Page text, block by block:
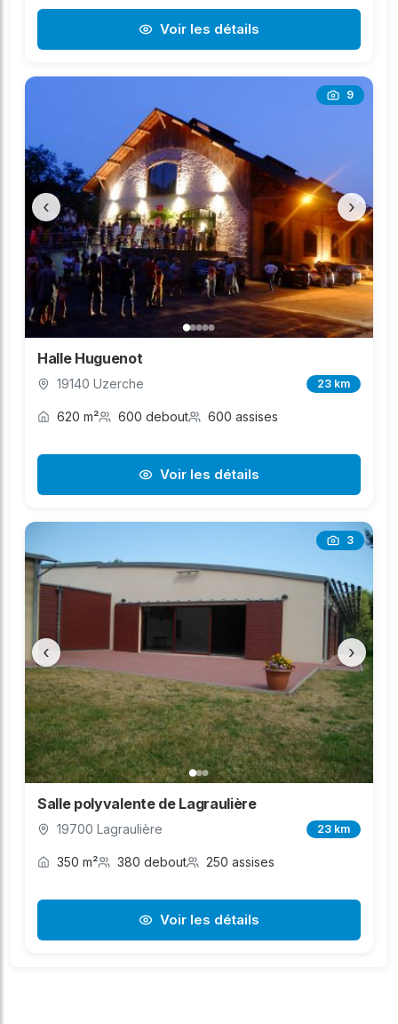
Voir les détails
9
‹ ›
Halle Huguenot
19140 Uzerche 23 km
620 m² 600 debout 600 assises
Voir les détails
3
‹ ›
Salle polyvalente de Lagraulière
19700 Lagraulière 23 km
350 m² 380 debout 250 assises
Voir les détails